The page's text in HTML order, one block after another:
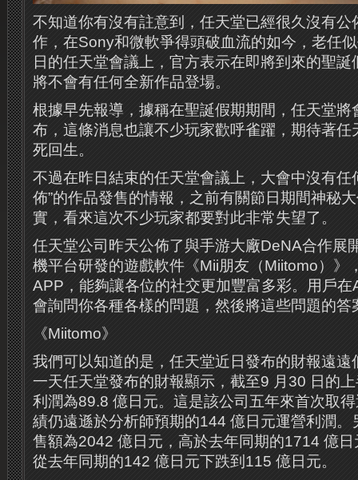
不知道你有沒有註意到，任天堂已經很久沒有公
作，在Sony和微軟爭得頭破血流的如今，老任
日的任天堂會議上，官方表示在即將到來的聖
將不會有任何全新作品登場。
根據早先報導，據稱在聖誕假期期間，任天堂將
布，這條消息也讓不少玩家歡呼雀躍，期待著任
死回生。
不過在昨日結束的任天堂會議上，大會中沒有任
佈”的作品發售的情報，之前有關節日期間神秘
實，看來這次不少玩家都要對此非常失望了。
任天堂公司昨天公佈了與手游大廠DeNA合作展
機平台研發的遊戲軟件《Mii朋友（Miitomo）》
APP，能夠讓各位的社交更加豐富多彩。用戶
會詢問你各種各樣的問題，然後將這些問題的答
《Miitomo》
我們可以知道的是，任天堂近日發布的財報遠遠
一天任天堂發布的財報顯示，截至9 月30 日的
利潤為89.8 億日元。這是該公司五年來首次取
績仍遠遜於分析師預期的144 億日元運營利潤。
售額為2042 億日元，高於去年同期的1714 億
從去年同期的142 億日元下跌到115 億日元。